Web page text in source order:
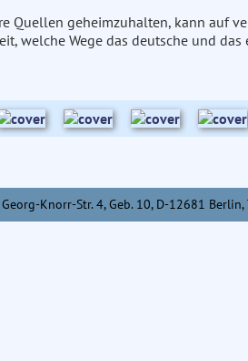
Quellen geheimzuhalten, kann auf
welche Wege das deutsche und
Knorr-Str. 4, Geb. 10, D-12681 Berlin,